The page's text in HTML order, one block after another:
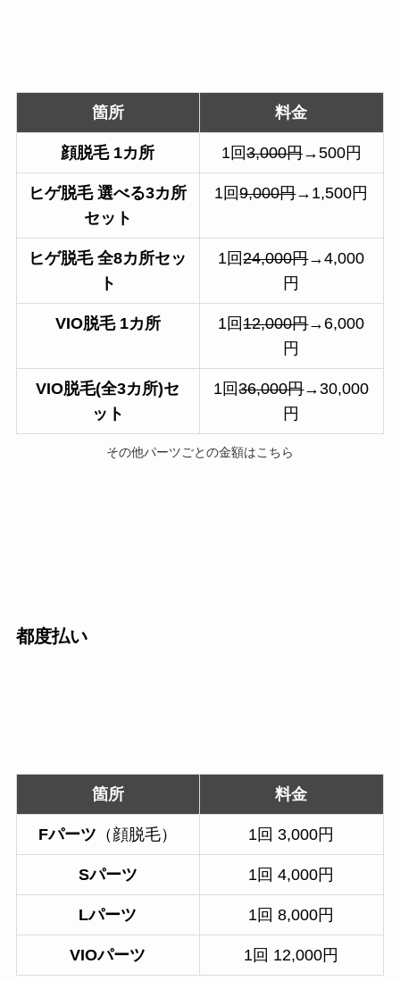
箇所 料金
顔脱毛 1カ所 1回3,000円→500円
ヒゲ脱毛 選べる3カ所
セット
1回9,000円→1,500円
ヒゲ脱毛 全8カ所セッ
ト
1回24,000円→4,000
円
VIO脱毛 1カ所 1回12,000円→6,000
円
VIO脱毛(全3カ所)セ
ット
1回36,000円→30,000
円
その他パーツごとの金額はこちら
都度払い
箇所 料金
Fパーツ （顔脱毛） 1回 3,000円
Sパーツ 1回 4,000円
Lパーツ 1回 8,000円
VIOパーツ 1回 12,000円